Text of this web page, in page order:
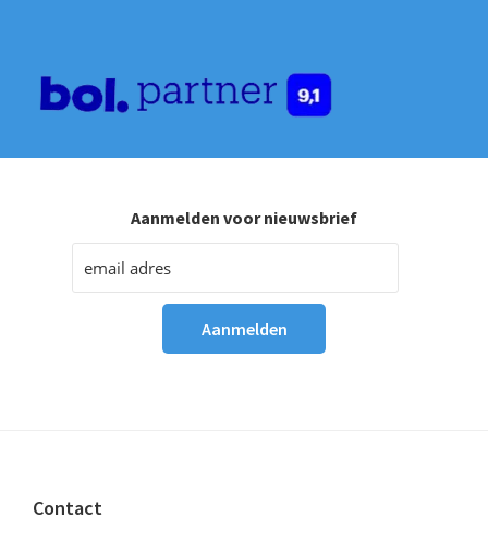
Aanmelden voor nieuwsbrief
Footer
Contact